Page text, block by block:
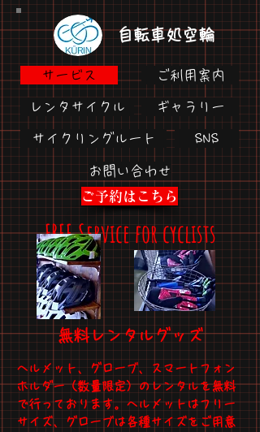
自転車処空輪
サービス ご利用案内
レンタサイクル ギャラリー
サイクリングルート SNS
お問い合わせ
ご予約はこちら
FREE Service for cyclists
​無料レンタルグッズ
ヘルメット、グローブ、スマートフォン
ホルダー（数量限定）のレンタルを無料
で行っております。ヘルメットはフリー
サイズ、グローブは各種サイズをご用意